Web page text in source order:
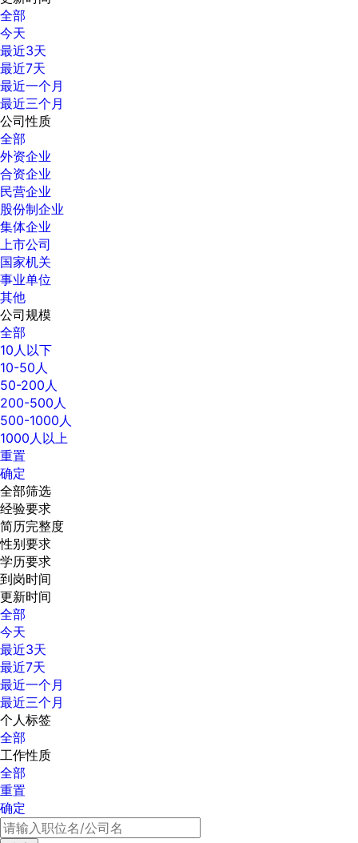
全部
今天
最近3天
最近7天
最近一个月
最近三个月
公司性质
全部
外资企业
合资企业
民营企业
股份制企业
集体企业
上市公司
国家机关
事业单位
其他
公司规模
全部
10人以下
10-50人
50-200人
200-500人
500-1000人
1000人以上
重置
确定
全部筛选
经验要求
简历完整度
性别要求
学历要求
到岗时间
更新时间
全部
今天
最近3天
最近7天
最近一个月
最近三个月
个人标签
全部
工作性质
全部
重置
确定